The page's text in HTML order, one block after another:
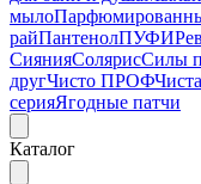
мыло
райПантенолПУФИ
СиянияСолярисСилы
другЧисто ПРОФ
серияЯгодные патчи
Каталог